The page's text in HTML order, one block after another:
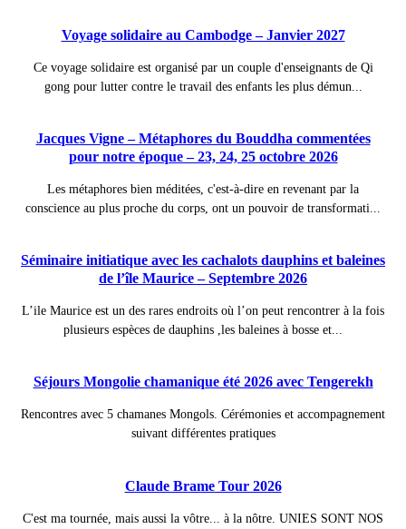
Voyage solidaire au Cambodge – Janvier 2027
Ce voyage solidaire est organisé par un couple d'enseignants de Qi
gong pour lutter contre le travail des enfants les plus démun...
Jacques Vigne – Métaphores du Bouddha commentées
pour notre époque – 23, 24, 25 octobre 2026
Les métaphores bien méditées, c'est-à-dire en revenant par la
conscience au plus proche du corps, ont un pouvoir de transformati...
Séminaire initiatique avec les cachalots dauphins et baleines
de l’île Maurice – Septembre 2026
L’ile Maurice est un des rares endroits où l’on peut rencontrer à la fois
plusieurs espèces de dauphins ,les baleines à bosse et...
Séjours Mongolie chamanique été 2026 avec Tengerekh
Rencontres avec 5 chamanes Mongols. Cérémonies et accompagnement
suivant différentes pratiques
Claude Brame Tour 2026
C'est ma tournée, mais aussi la vôtre... à la nôtre. UNIES SONT NOS